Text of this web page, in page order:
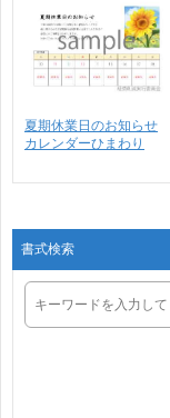
夏期休業日のお知らせ
カレンダーひまわり
書式検索